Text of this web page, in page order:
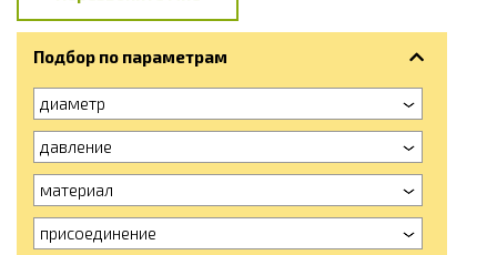
Подбор по параметрам
диаметр
давление
материал
присоединение